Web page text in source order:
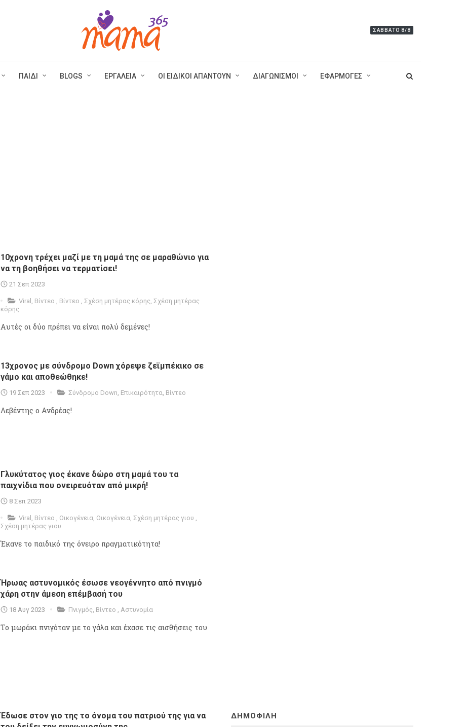
ΣΆΒΒΑΤΟ 8/8
ΠΑΙΔΙ BLOGS ΕΡΓΑΛΕΙΑ ΟΙ ΕΙΔΙΚΟΙ ΑΠΑΝΤΟΥΝ ΔΙΑΓΩΝΙΣΜΟΙ ΕΦΑΡΜΟΓΕΣ
10χρονη τρέχει μαζί με τη μαμά της σε μαραθώνιο για
να τη βοηθήσει να τερματίσει!
21 Σεπ 2023
Viral , Βίντεο , Βίντεο , Σχέση μητέρας κόρης, Σχέση μητέρας
κόρης
Aυτές οι δύο πρέπει να είναι πολύ δεμένες!
13χρονος με σύνδρομο Down χόρεψε ζεϊμπέκικο σε
γάμο και αποθεώθηκε!
19 Σεπ 2023 Σύνδρομο Down Επικαιρότητα Βίντεο
Λεβέντης ο Ανδρέας!
Γλυκύτατος γιος έκανε δώρο στη μαμά του τα
παιχνίδια που ονειρευόταν από μικρή!
8 Σεπ 2023
Viral Βίντεο Οικογένεια Οικογένεια Σχέση μητέρας γιου
Σχέση μητέρας γιου
Έκανε το παιδικό της όνειρο πραγματικότητα!
Ήρωας αστυνομικός έσωσε νεογέννητο από πνιγμό
χάρη στην άμεση επέμβασή του
18 Αυγ 2023 Πνιγμός Βίντεο Αστυνομία
Το μωράκι πνιγόταν με το γάλα και έχασε τις αισθήσεις του
Έδωσε στον γιο της το όνομα του πατριού της για να
ΔΗΜΟΦΙΛΗ